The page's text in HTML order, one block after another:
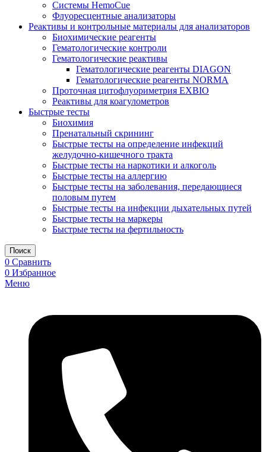
Системы HemoCue
Флуоресцентные анализаторы
Реактивы и контрольные материалы для анализаторов
Биохимические реагенты
Гематологические контроли
Гематологические реактивы
Гематологические реагенты DIAGON
Гематологические реагенты NORMA
Проточная цитофлуориметрия EXBIO
Реактивы для коагулометров
Быстрые тесты
Биохимия
Пренатальный скрининг
Быстрые тесты на определение инфекций
желудочно-кишечного тракта
Быстрые тесты на наркотики и алкоголь
Быстрые тесты на аллергию
Быстрые тесты на заболевания, передающиеся
половым путем
Быстрые тесты на инфекции дыхательных путей
Быстрые тесты на маркеры
Быстрые тесты на фертильность
Поиск
0 Сравнить
0 Избранное
Меню